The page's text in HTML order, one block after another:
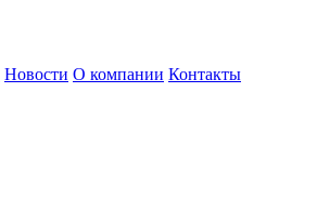
Новости О компании Контакты